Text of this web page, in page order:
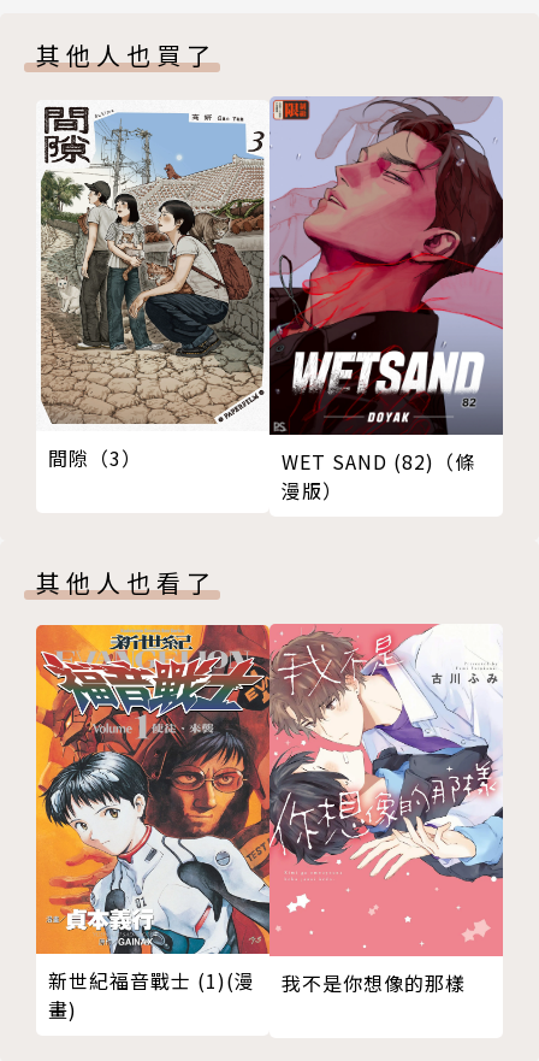
其他人也買了
間隙（3）
WET SAND (82)（條
漫版）
其他人也看了
新世紀福音戰士 (1)(漫
畫)
我不是你想像的那樣